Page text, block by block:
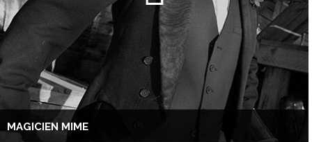
MAGICIEN MIME